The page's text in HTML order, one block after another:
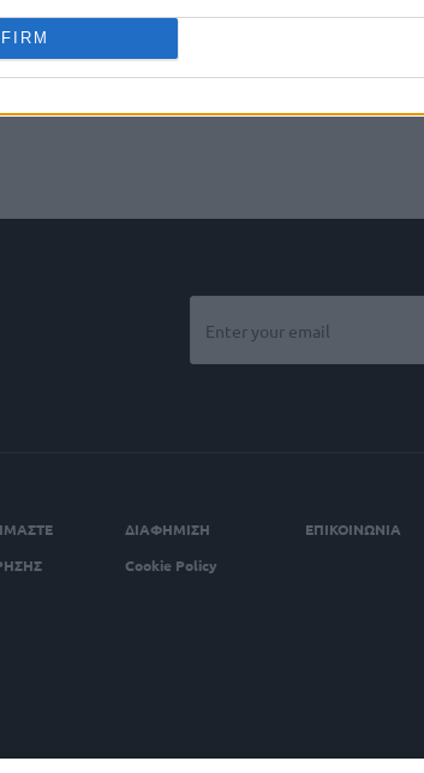
ΔΙΑΦΗΜΙΣΗ
ΕΠΙΚΟΙΝΩΝΙΑ
Cookie Policy